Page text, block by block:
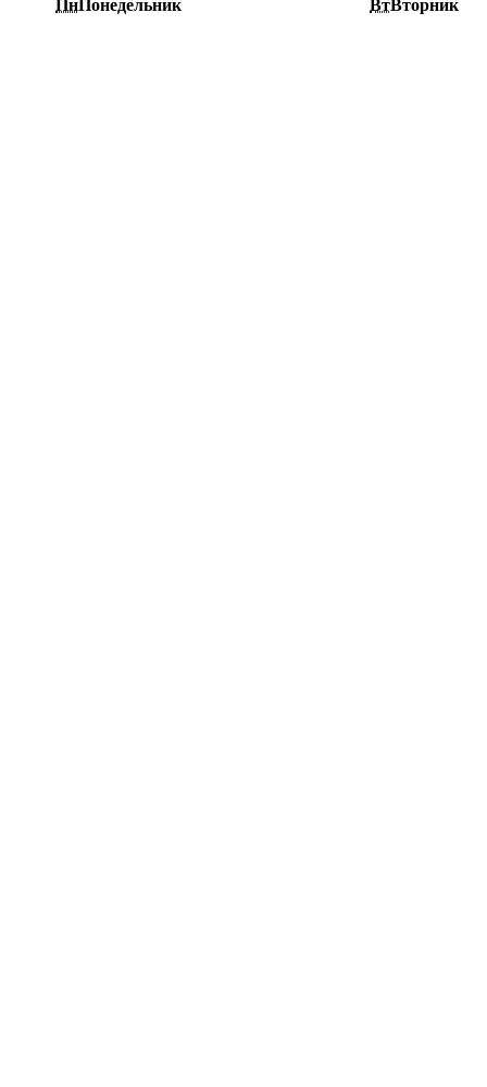
ПнПонедельник ВтВторник